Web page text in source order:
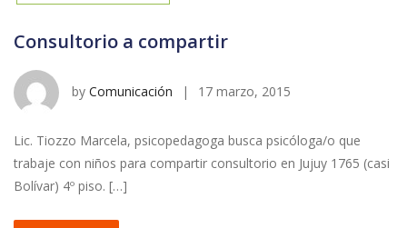
Consultorio a compartir
by Comunicación | 17 marzo, 2015
Lic. Tiozzo Marcela, psicopedagoga busca psicóloga/o que
trabaje con niños para compartir consultorio en Jujuy 1765 (casi
Bolívar) 4º piso. […]